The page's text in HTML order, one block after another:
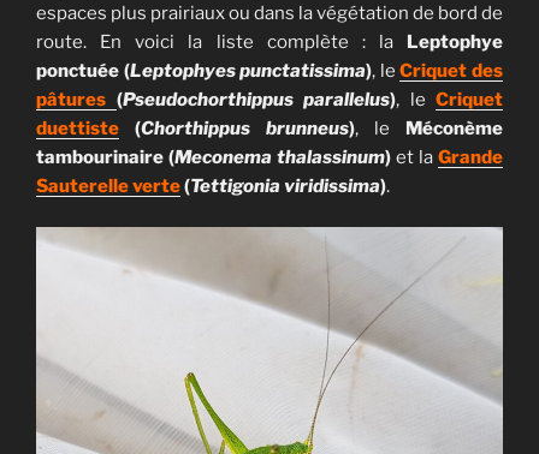
espaces plus prairiaux ou dans la végétation de bord de
route. En voici la liste complète : la Leptophye
ponctuée (Leptophyes punctatissima), leCriquet des
pâtures (Pseudochorthippus parallelus), le Criquet
duettiste (Chorthippus brunneus), le Méconème
tambourinaire (Meconema thalassinum) et la Grande
Sauterelle verte(Tettigonia viridissima).